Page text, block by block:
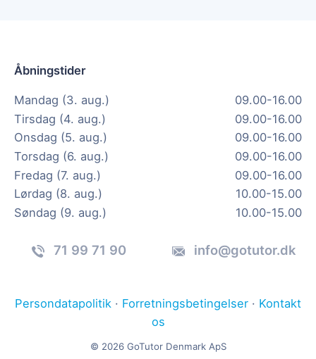
Åbningstider
Mandag (3. aug.)
09.00-16.00
Tirsdag (4. aug.)
09.00-16.00
Onsdag (5. aug.)
09.00-16.00
Torsdag (6. aug.)
09.00-16.00
Fredag (7. aug.)
09.00-16.00
Lørdag (8. aug.)
10.00-15.00
Søndag (9. aug.)
10.00-15.00
71 99 71 90 info@gotutor.dk
Persondatapolitik · Forretningsbetingelser · Kontakt
os
© 2026 GoTutor Denmark ApS